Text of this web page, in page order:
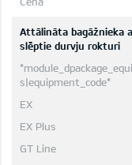
Attālināta bagāžnieka
slēptie durvju rokturi